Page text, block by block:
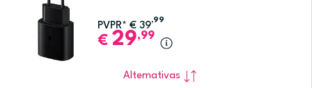
PVPR* € 39
,99
€ 29,99
Alternativas